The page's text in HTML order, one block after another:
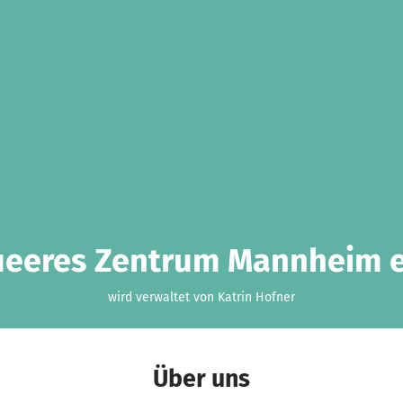
Zentrum Mannheim
wird verwaltet von Katrin Hofner
Über uns